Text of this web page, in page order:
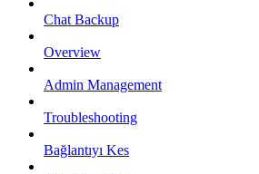
Chat Backup
Overview
Admin Management
Troubleshooting
Bağlantıyı Kes